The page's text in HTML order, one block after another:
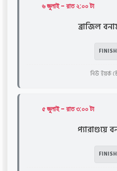
৬ জুলাই - রাত ২:০০ টা
ব্রাজিল
নিউ ইয়র্ক
৫ জুলাই - রাত ৩:০০ টা
প্যারাগুয়ে